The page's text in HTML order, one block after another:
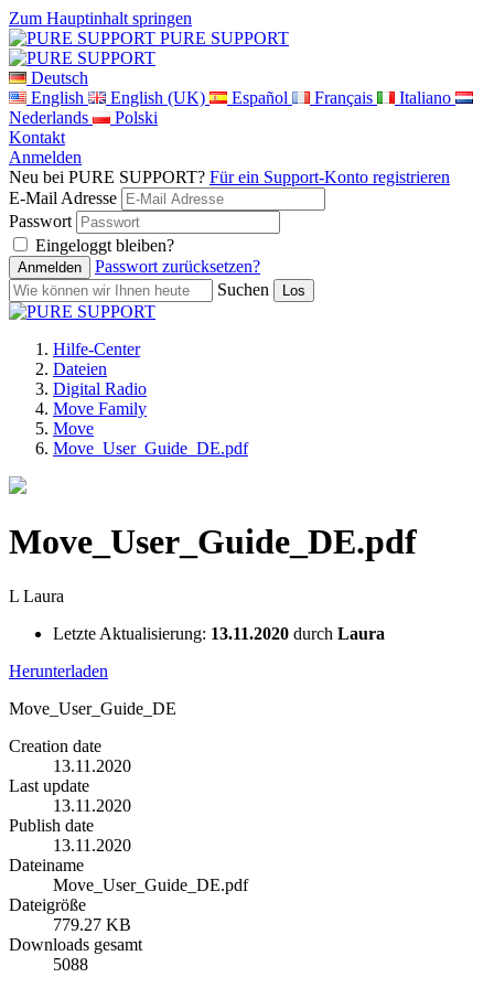
Zum Hauptinhalt springen
PURE SUPPORT
Deutsch
English
English (UK) Español Français
Italiano
Nederlands
Polski
Kontakt
Anmelden
Neu bei PURE SUPPORT? Für ein Support-Konto registrieren
E-Mail Adresse
Passwort
Eingeloggt bleiben?
Passwort zurücksetzen?
Suchen
Hilfe-Center
Dateien
Digital Radio
Move Family
Move
Move_User_Guide_DE.pdf
Move_User_Guide_DE.pdf
L Laura
Letzte Aktualisierung: 13.11.2020 durch Laura
Herunterladen
Move_User_Guide_DE
Creation date
13.11.2020
Last update
13.11.2020
Publish date
13.11.2020
Dateiname
Move_User_Guide_DE.pdf
Dateigröße
779.27 KB
Downloads gesamt
5088